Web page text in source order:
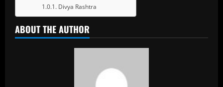
Divya Rashtra
ABOUT THE AUTHOR